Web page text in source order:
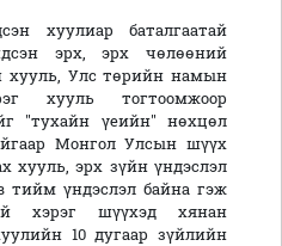
хуулиар баталгаатай
эрх, эрх чөлөөний
хууль, Улс төрийн намын
хууль тогтоомжоор
"тухайн үеийн" нөхцөл
Монгол Улсын шүүх
хууль, эрх зүйн үндэслэл
тийм үндэслэл байна гэж
хэрэг шүүхэд хянан
10 дугаар зүйлийн